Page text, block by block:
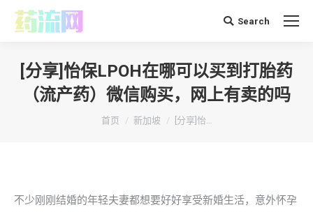
搜 Search
[分享]怡保LPOH在哪可以买到打胎药
（流产药）微信购买，网上有卖的吗
你在这里：
首页 新加坡 [分享]怡…
不少刚刚结婚的年轻夫妻都想要好好享受新婚生活，意外怀孕